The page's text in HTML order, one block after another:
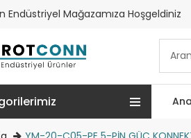
Endüstriyel Mağazamıza Hoşgeldiniz